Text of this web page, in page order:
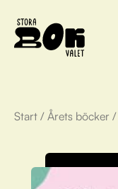
Årets
Om
Start / Årets böcker /